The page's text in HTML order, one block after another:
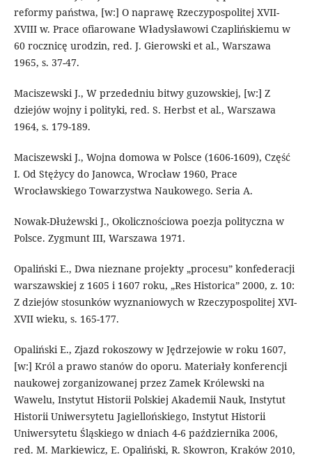
reformy państwa, [w:] O naprawę Rzeczypospolitej XVII-
XVIII w. Prace ofiarowane Władysławowi Czaplińskiemu w
60 rocznicę urodzin, red. J. Gierowski et al., Warszawa
1965, s. 37-47.
Maciszewski J., W przededniu bitwy guzowskiej, [w:] Z
dziejów wojny i polityki, red. S. Herbst et al., Warszawa
1964, s. 179-189.
Maciszewski J., Wojna domowa w Polsce (1606-1609), Część
I. Od Stężycy do Janowca, Wrocław 1960, Prace
Wrocławskiego Towarzystwa Naukowego. Seria A.
Nowak-Dłużewski J., Okolicznościowa poezja polityczna w
Polsce. Zygmunt III, Warszawa 1971.
Opaliński E., Dwa nieznane projekty „procesu” konfederacji
warszawskiej z 1605 i 1607 roku, „Res Historica” 2000, z. 10:
Z dziejów stosunków wyznaniowych w Rzeczypospolitej XVI-
XVII wieku, s. 165-177.
Opaliński E., Zjazd rokoszowy w Jędrzejowie w roku 1607,
[w:] Król a prawo stanów do oporu. Materiały konferencji
naukowej zorganizowanej przez Zamek Królewski na
Wawelu, Instytut Historii Polskiej Akademii Nauk, Instytut
Historii Uniwersytetu Jagiellońskiego, Instytut Historii
Uniwersytetu Śląskiego w dniach 4-6 października 2006,
red. M. Markiewicz, E. Opaliński, R. Skowron, Kraków 2010,